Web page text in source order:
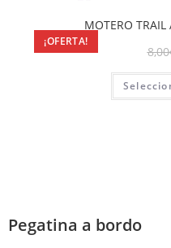
¡OFERTA!
MOTERO
8,00
Pegatina a bordo